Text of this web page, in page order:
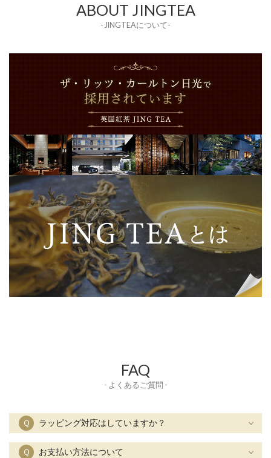
ABOUT JINGTEA
- JINGTEAについて-
FAQ
- よくあるご質問 -
Ｑ ラッピング対応はしていますか？
Ｑ お支払い方法について